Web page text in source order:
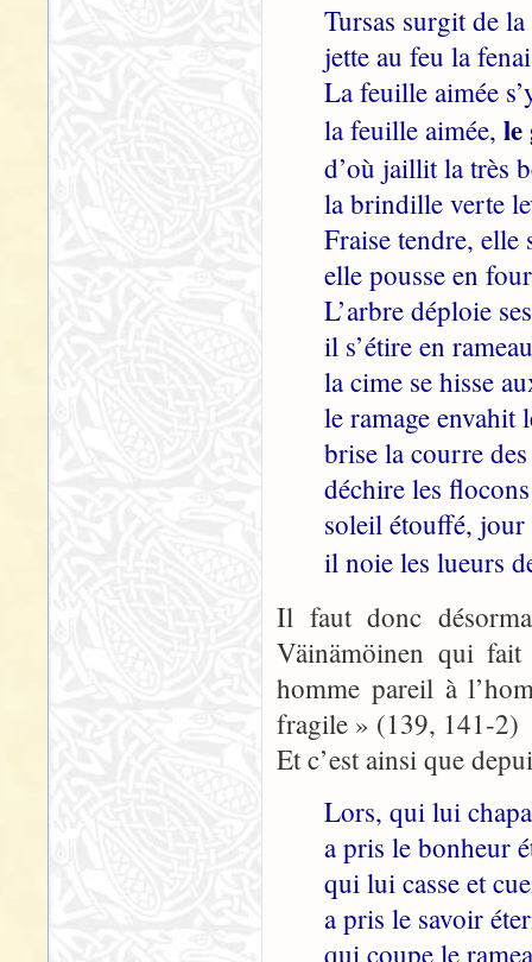
Tursas surgit de
jette au feu la
La feuille aimée
la feuille aimée, le
d’où jaillit la très
la brindille verte
Fraise tendre, elle
elle pousse en
L’arbre déploie
il s’étire en
la cime se hisse
le ramage envahit
brise la courre
déchire les
soleil étouffé,
il noie les lueurs
Il faut donc
Väinämöinen qui
homme pareil à
fragile » (139, 141-2)
Et c’est ainsi que
Lors, qui lui
a pris le bonheur
qui lui casse et
a pris le savoir
qui coupe le